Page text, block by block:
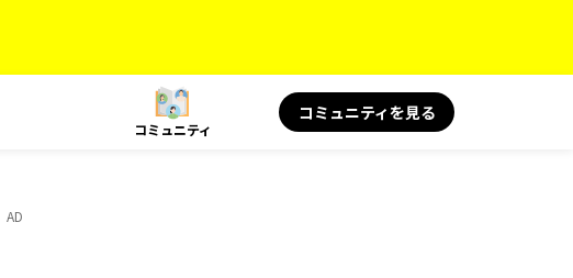
コミュニティ
コミュニティを見る
AD